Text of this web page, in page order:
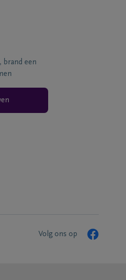
brand een
Volg ons op